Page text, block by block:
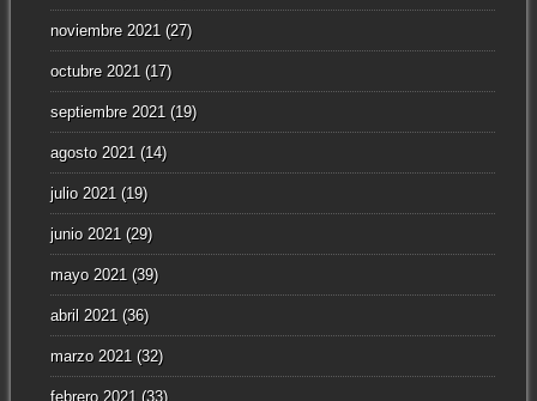
noviembre 2021 (27)
octubre 2021 (17)
septiembre 2021 (19)
agosto 2021 (14)
julio 2021 (19)
junio 2021 (29)
mayo 2021 (39)
abril 2021 (36)
marzo 2021 (32)
febrero 2021 (33)